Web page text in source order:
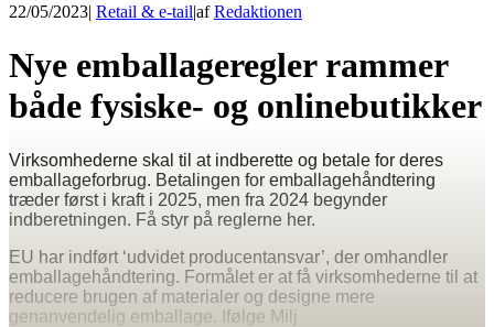
22/05/2023| Retail & e-tail|afRedaktionen
Nye emballageregler rammer
både fysiske- og onlinebutikker
Virksomhederne skal til at indberette og betale for deres
emballageforbrug. Betalingen for emballagehåndtering
træder først i kraft i 2025, men fra 2024 begynder
indberetningen. Få styr på reglerne her.
EU har indført ‘udvidet producentansvar’, der omhandler
emballagehåndtering. Formålet er at få virksomhederne til at
reducere brugen af materialer og designe mere
genanvendelig emballage. Ifølge Milj